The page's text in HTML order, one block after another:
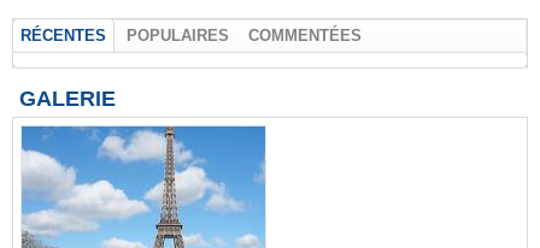
RÉCENTES POPULAIRES COMMENTÉES
GALERIE